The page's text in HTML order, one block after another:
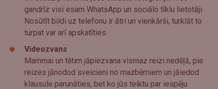
gandrīz visi esam WhatsApp un sociālo tīklu lietotāji.
Nosūtīt bildi uz telefonu ir ātri un vienkārši, turklāt to
turpat var arī apskatīties.
Videozvans
Mammai un tētim jāpiezvana vismaz reizi nedēļā, pie
reizes jānodod sveicieni no mazbērniem un jāiedod
klausule parunāties, bet ko jūs teiktu par iespēju